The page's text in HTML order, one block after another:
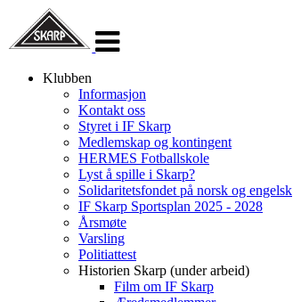
navigasjon
Klubben
Informasjon
Kontakt oss
Styret i IF Skarp
Medlemskap og kontingent
HERMES Fotballskole
Lyst å spille i Skarp?
Solidaritetsfondet på norsk og engelsk
IF Skarp Sportsplan 2025 - 2028
Årsmøte
Varsling
Politiattest
Historien Skarp (under arbeid)
Film om IF Skarp